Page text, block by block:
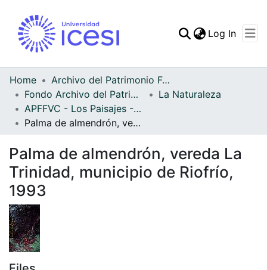
Statistics
Log In
Home
Archivo del Patrimonio Fotográfico y Fílmico del Valle del Cauca
Fondo Archivo del Patrimonio Fotográfico y Fílmico del Valle del Cauca
La Naturaleza
APFFVC - Los Paisajes - Patrimonial
Palma de almendrón, vereda La Trinidad, municipio de Riofrío, 1993
Palma de almendrón, vereda La
Trinidad, municipio de Riofrío,
1993